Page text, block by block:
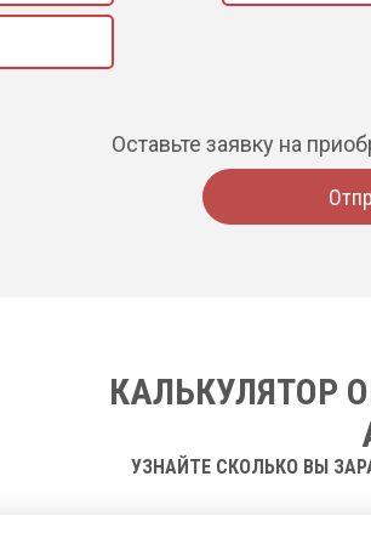
Оставьте заявку на
КАЛЬКУЛЯТОР
УЗНАЙТЕ СКОЛЬКО ВЫ